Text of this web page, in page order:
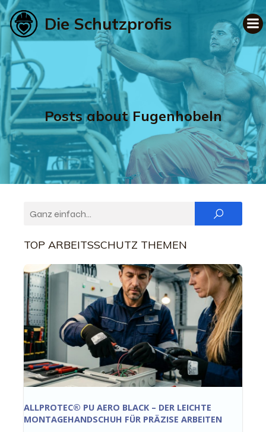
Die Schutzprofis
Posts about Fugenhobeln
TOP ARBEITSSCHUTZ THEMEN
ALLPROTEC® PU AERO BLACK – DER LEICHTE
MONTAGEHANDSCHUH FÜR PRÄZISE ARBEITEN